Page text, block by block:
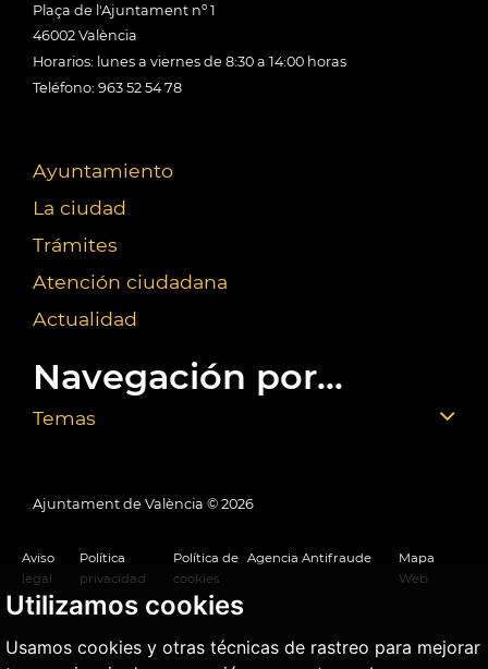
Utilizamos cookies
Usamos cookies y otras técnicas de rastreo para mejorar
Plaça de l'Ajuntament nº 1
46002 València
Horarios: lunes a viernes de 8:30 a 14:00 horas
Teléfono: 963 52 54 78
Ayuntamiento
La ciudad
Trámites
Atención ciudadana
Actualidad
Navegación por...
Temas
Ajuntament de València © 2026
Aviso
legal
Política
privacidad
Política de
cookies
Agencia Antifraude
Mapa
Web